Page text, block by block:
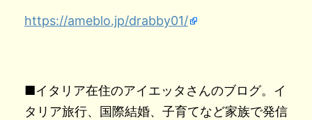
https://ameblo.jp/drabby01/
■イタリア在住のアイエッタさんのブログ。イ
タリア旅行、国際結婚、子育てなど家族で発信